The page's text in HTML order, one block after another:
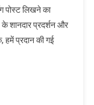
पोस्ट लिखने का
शानदार प्रदर्शन और
हमें प्रदान की गई